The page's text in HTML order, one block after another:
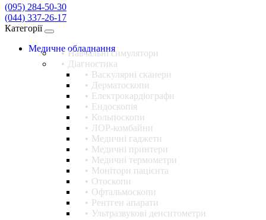
(095) 284-50-30
(044) 337-26-17
Категорії
Медичне обладнання
Навчальні симулятори
Діагностика
Васкулярні сканери
Дерматоскопи
Електрокардіографи
Ендоскопія
Кольпоскопи
ЛОР-комбайни
Медичні гаджети
Медичні принтери
Медичні термометри
Монітори пацієнта
Отоскопи
Офтальмоскопи
Рентген апарати
Ультразвукові денситометри